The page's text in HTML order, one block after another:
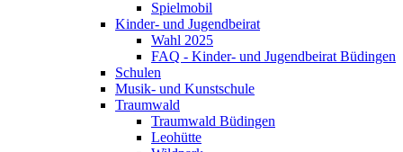
Spielmobil
Kinder- und Jugendbeirat
Wahl 2025
FAQ - Kinder- und Jugendbeirat Büdingen
Schulen
Musik- und Kunstschule
Traumwald
Traumwald Büdingen
Leohütte